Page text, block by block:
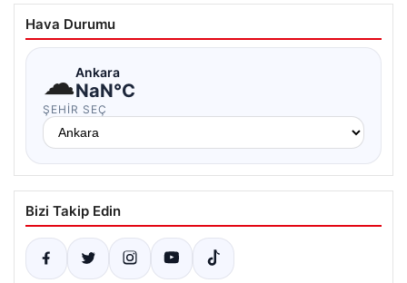
Hava Durumu
☁Ankara
NaN°C
ŞEHIR SEÇ
Bizi Takip Edin